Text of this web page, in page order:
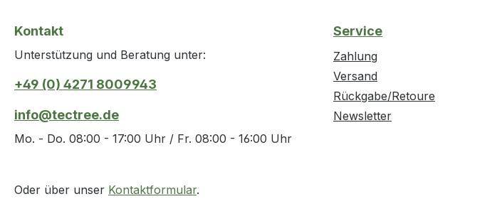
Kontakt
Unterstützung und Beratung unter:
+49 (0) 4271 8009943
info@tectree.de
Mo. - Do. 08:00 - 17:00 Uhr / Fr. 08:00 - 16:00 Uhr
Oder über unser Kontaktformular.
Service
Zahlung
Versand
Rückgabe/Retoure
Newsletter